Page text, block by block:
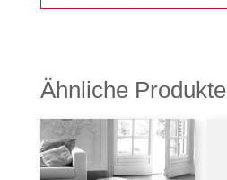
Ähnliche Produkte